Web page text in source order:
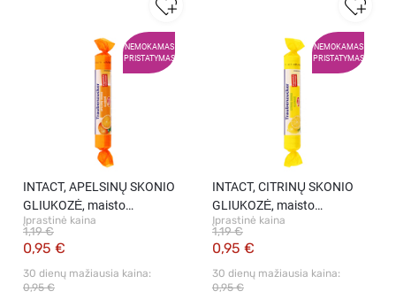
NEMOKAMAS
PRISTATYMAS
INTACT, APELSINŲ SKONIO
GLIUKOZĖ, maisto
produktas, 40 g
Įprastinė kaina
0,95 €
1,19 €
30 dienų mažiausia kaina:
0,95 €
NEMOKAMAS
PRISTATYMAS
INTACT, CITRINŲ SKONIO
GLIUKOZĖ, maisto
produktas, 40 g
Įprastinė kaina
0,95 €
1,19 €
30 dienų mažiausia kaina:
0,95 €